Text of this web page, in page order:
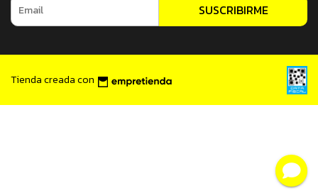
SUSCRIBIRME
Tienda creada con